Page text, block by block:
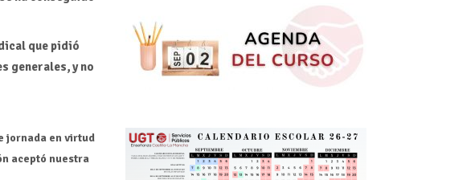
que pidió
generales, y no
jornada en virtud
aceptó nuestra